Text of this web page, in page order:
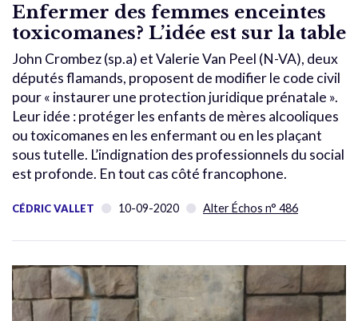
Enfermer des femmes enceintes
toxicomanes? L’idée est sur la table
John Crombez (sp.a) et Valerie Van Peel (N-VA), deux
députés flamands, proposent de modifier le code civil
pour « instaurer une protection juridique prénatale ».
Leur idée : protéger les enfants de mères alcooliques
ou toxicomanes en les enfermant ou en les plaçant
sous tutelle. L’indignation des professionnels du social
est profonde. En tout cas côté francophone.
CÉDRIC VALLET 10-09-2020 Alter Échos n° 486